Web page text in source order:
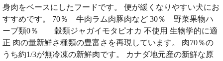
身肉をベースにしたフードです。 便が緩くなりやすい犬にお
すすめです。 70％ 牛肉ラム肉豚肉など 30％ 野菜果物ハ
ーブ類0％ 穀類ジャガイモタピオカ 不使用 生物学的に適
正 肉の量新鮮さ種類の豊富さを再現しています。 肉70％の
うち約1/3が無冷凍の新鮮肉です。 カナダ地元産の新鮮な原